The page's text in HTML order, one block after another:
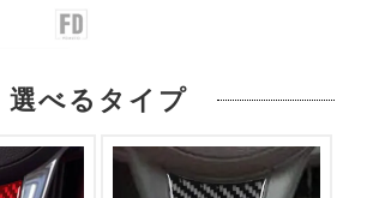
選べるタイプ